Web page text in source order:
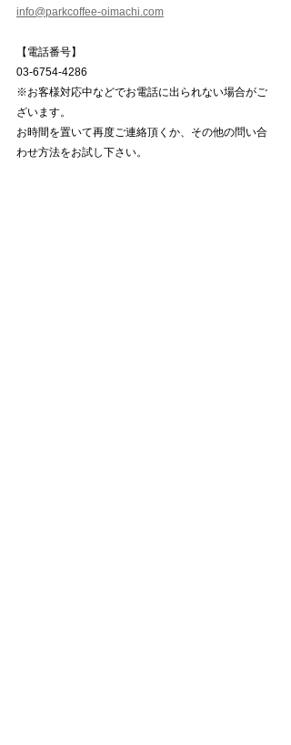
info@parkcoffee-oimachi.com
【電話番号】
03-6754-4286
※お客様対応中などでお電話に出られない場合がご
ざいます。
お時間を置いて再度ご連絡頂くか、その他の問い合
わせ方法をお試し下さい。